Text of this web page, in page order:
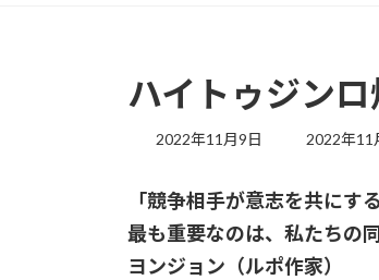
ハイトゥジン
2022年11月9日
最
新
日
時
:
2022年11
「競争相手が意志を共にす
最も重要なのは、私たちの
ヨンジョン（ルポ作家）